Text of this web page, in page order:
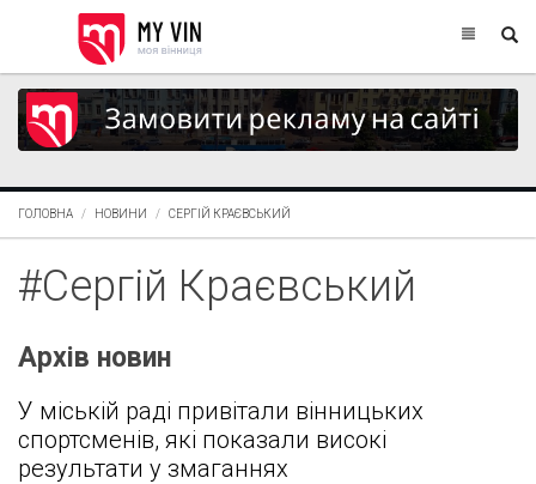
ГОЛОВНА НОВИНИ СЕРГІЙ КРАЄВСЬКИЙ
#Сергій Краєвський
Архів новин
У міській раді привітали вінницьких
спортсменів, які показали високі
результати у змаганнях